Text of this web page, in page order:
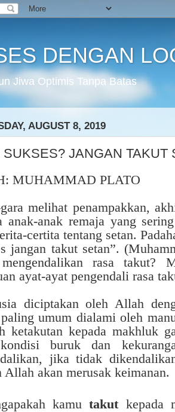
DENGAN
Jiwa Optimis Tanpa Batas
AUGUST 8, 2019
SUKSES? JANGAN TAKUT
MUHAMMAD PLATO
melihat penampakkan,
anak-anak remaja yang
certita tentang setan.
jangan takut setan”.
rasa takut?
ayat-ayat pengendali rasa
diciptakan oleh Allah
umum dialami oleh
ketakutan kepada makhluk
buruk dan
jika tidak
Allah akan merusak keimanan.
kamutakut kepada